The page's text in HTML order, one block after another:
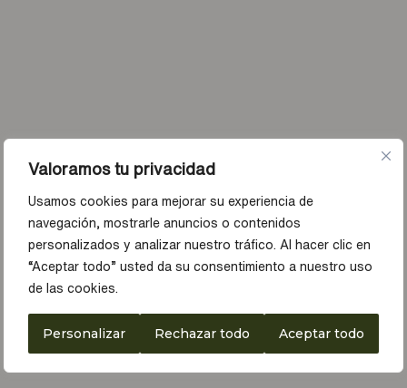
Valoramos tu privacidad
Usamos cookies para mejorar su experiencia de
navegación, mostrarle anuncios o contenidos
personalizados y analizar nuestro tráfico. Al hacer clic en
“Aceptar todo” usted da su consentimiento a nuestro uso
de las cookies.
Personalizar Rechazar todo Aceptar todo